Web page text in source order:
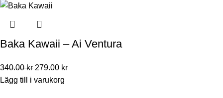
Baka Kawaii – Ai Ventura
340.00kr 279.00 kr
Lägg till i varukorg